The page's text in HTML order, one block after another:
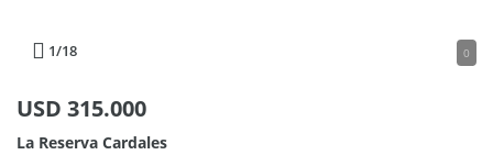
1/18 0
USD 315.000
La Reserva Cardales